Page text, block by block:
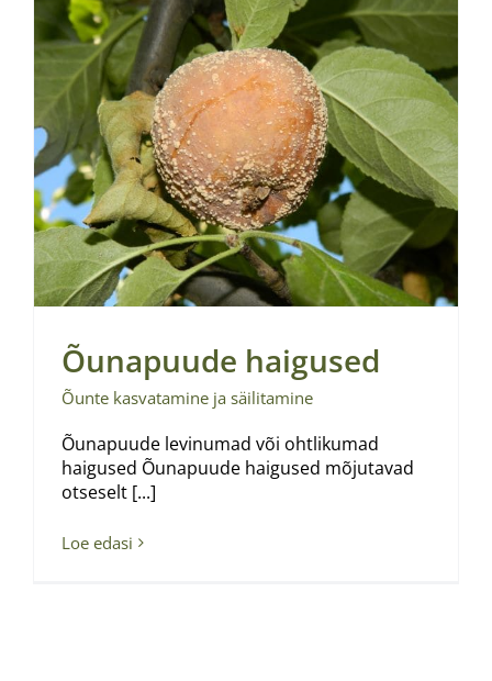
Õunapuude haigused
Õunte kasvatamine ja säilitamine
Õunapuude levinumad või ohtlikumad
haigused Õunapuude haigused mõjutavad
otseselt [...]
Loe edasi